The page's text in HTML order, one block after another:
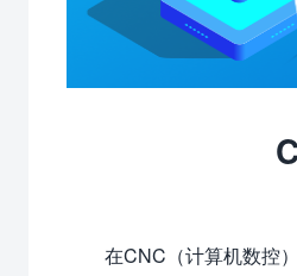
在CNC（计算机数控